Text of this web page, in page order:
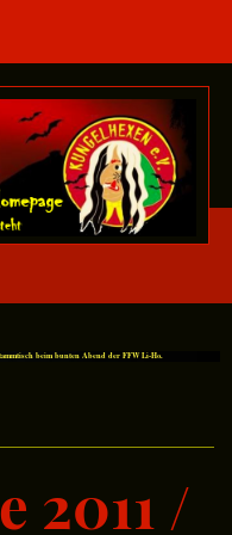
beim bunten Abend der FFW Li-Ho.
2011 /